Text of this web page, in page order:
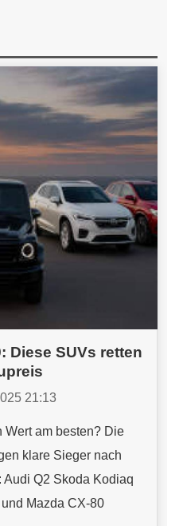
Diese SUVs retten
21:13
am besten? Die
klare Sieger nach
Audi Q2 Skoda Kodiaq
Mazda CX-80